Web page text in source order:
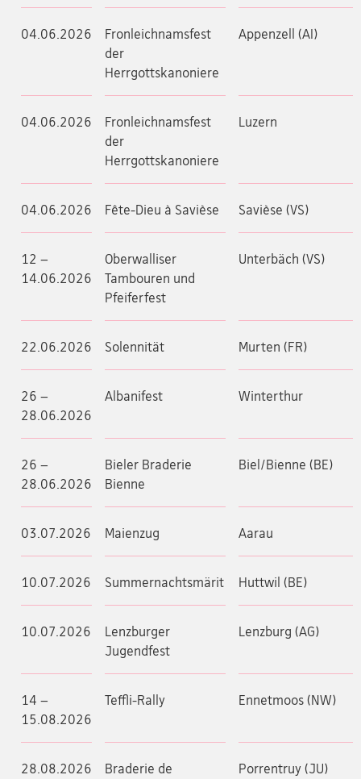
04.06.2026
Fronleichnamsfest
der
Herrgottskanoniere
Appenzell (AI)
04.06.2026
Fronleichnamsfest
der
Herrgottskanoniere
Luzern
04.06.2026 Fête-Dieu à Savièse Savièse (VS)
12 –
14.06.2026
Oberwalliser
Tambouren und
Pfeiferfest
Unterbäch (VS)
22.06.2026 Solennität Murten (FR)
26 –
28.06.2026
Albanifest Winterthur
26 –
28.06.2026
Bieler Braderie
Bienne
Biel/Bienne (BE)
03.07.2026 Maienzug Aarau
10.07.2026 Summernachtsmärit Huttwil (BE)
10.07.2026
Lenzburger
Jugendfest
Lenzburg (AG)
14 –
15.08.2026
Teffli-Rally Ennetmoos (NW)
28.08.2026
Braderie de
Porrentruy (JU)